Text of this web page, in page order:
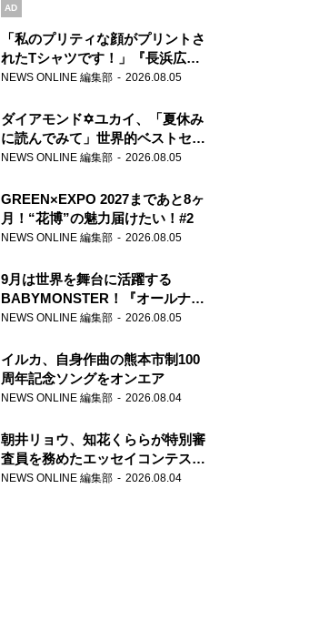
「私のプリティな顔がプリントさ
れたTシャツです！」『長浜広奈
天下無双』初の番組グッズ発売
NEWS ONLINE 編集部 2026.08.05
ダイアモンド✡ユカイ、「夏休み
に読んでみて」世界的ベストセラ
ー『アナスタシア』を紹介
NEWS ONLINE 編集部 2026.08.05
GREEN×EXPO 2027まであと8ヶ
月！“花博”の魅力届けたい！#2
NEWS ONLINE 編集部 2026.08.05
9月は世界を舞台に活躍する
BABYMONSTER！『オールナイ
トニッポンPODCAST』月替わり
NEWS ONLINE 編集部 2026.08.05
イルカ、自身作曲の熊本市制100
周年記念ソングをオンエア
NEWS ONLINE 編集部 2026.08.04
朝井リョウ、知花くららが特別審
査員を務めたエッセイコンテスト
の特別番組「#いまあなたに伝え
NEWS ONLINE 編集部 2026.08.04